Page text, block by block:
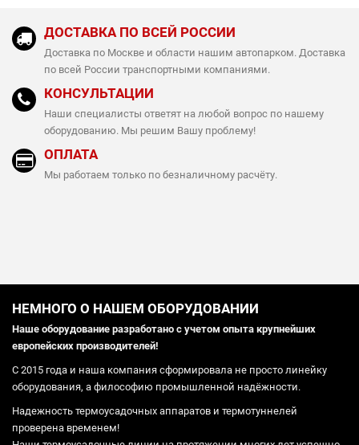
ДОСТАВКА ПО ВСЕЙ РОССИИ
Доставка по Москве и области нашим автопарком. Доставка
по всей России транспортными компаниями.
КОНСУЛЬТАЦИИ
Наши специалисты ответят на любой вопрос по нашему
оборудованию. Мы решим Вашу проблему!
ОПЛАТА
Мы работаем только по безналичному расчёту.
НЕМНОГО О НАШЕМ ОБОРУДОВАНИИ
Наше оборудование разработано с учетом опыта крупнейших
европейских производителей!
С 2015 года и наша компания сформировала не просто линейку
оборудования, а философию промышленной надёжности.
Надежность термоусадочных аппаратов и термотуннелей
проверена временем!